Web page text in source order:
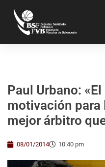
Paul Urbano:
motivación para
mejor árbitro
08/01/2014 10:40 pm